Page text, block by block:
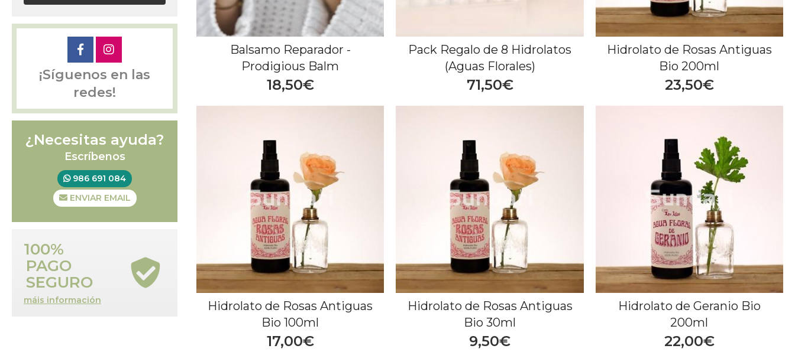
Balsamo Reparador -
Prodigious Balm
18,50€
Pack Regalo de 8 Hidrolatos
(Aguas Florales)
71,50€
Hidrolato de Rosas Antiguas
Bio 200ml
23,50€
Hidrolato de Rosas Antiguas
Bio 100ml
17,00€
Hidrolato de Rosas Antiguas
Bio 30ml
9,50€
Hidrolato de Geranio Bio
200ml
22,00€
¡Síguenos en las
redes!
¿Necesitas ayuda?
Escríbenos
986 691 084
ENVIAR EMAIL
100%
PAGO
SEGURO
máis información